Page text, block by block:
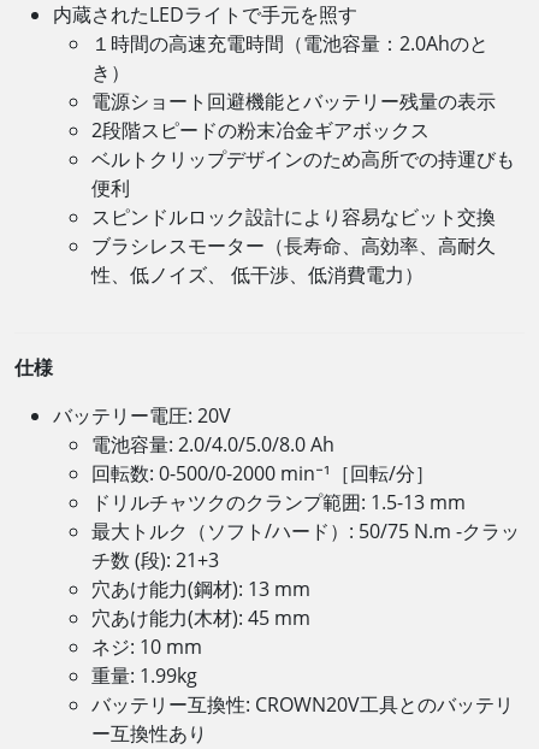
内蔵されたLEDライトで手元を照す
１時間の高速充電時間（電池容量：2.0Ahのと
き）
電源ショート回避機能とバッテリー残量の表示
2段階スピードの粉末冶金ギアボックス
ベルトクリップデザインのため高所での持運びも
便利
スピンドルロック設計により容易なビット交換
ブラシレスモーター（長寿命、高効率、高耐久
性、低ノイズ、 低干渉、低消費電力）
仕様
バッテリー電圧: 20V
電池容量: 2.0/4.0/5.0/8.0 Ah
回転数: 0-500/0-2000 min⁻¹［回転/分］
ドリルチャツクのクランプ範囲: 1.5-13 mm
最大トルク（ソフト/ハード）: 50/75 N.m -クラッ
チ数 (段): 21+3
穴あけ能力(鋼材): 13 mm
穴あけ能力(木材): 45 mm
ネジ: 10 mm
重量: 1.99kg
バッテリー互換性: CROWN20V工具とのバッテリ
ー互換性あり